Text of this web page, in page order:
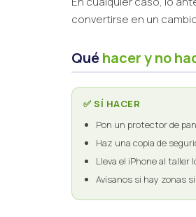
convertirse en un
Quéhacer y no
✅ SÍ HACER
Pon un protector de
Haz una copia de
Lleva el iPhone al taller
Avísanos si hay zonas